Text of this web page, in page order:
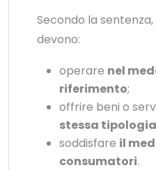
Secondo la
devono:
operare nel
riferimento;
offrire beni o
stessa
soddisfare il
consumatori.